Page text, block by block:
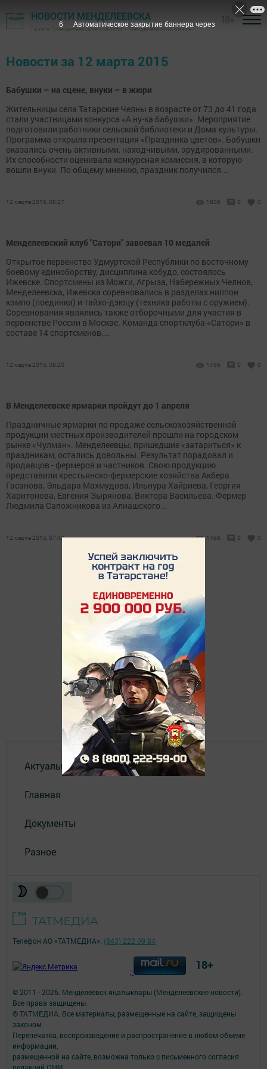
НОВОСТИ МЕНДЕЛЕЕВСКА
Газета "Менделеевские новости" - Менделеевский район
Новости за 12 марта 2015
Бабушки – на сцене, внуки – в жюри
Жительницы села Татарские Челны в возрасте от 73 до 41 года
стали участницами конкурса «А ну-ка бабушки». Мероприятие
подготовили работники сельской библиотеки и Дома культуры.
Программа открыла презентация «Праздника цветов». Бабушки
оказались очень активными, находчивыми, эрудированными.
Их способности оценивала конкурсная комиссия, в которую
вошли внуки. По общему мнению, праздник получился...
12 марта 2015, 08:27 1806 0 0
Менделеевский клуб "Сатори" завоевал 10 медалей
Открытое первенство Удмуртской Республики по восточному
боевому единоборству, дисциплина кобудо, состоялось
Ижевске. Спортсмены из Можги, Агрыза, Набережных Челнов,
Менделеевска, Ижевска соревновались в разделах ниппон
кэмпо (поединки) и тайхо-дзюцу (техника работы с оружием).
Соревнования являлись также отборочными для участия в
первенстве России в Москве. Команда спортклуба «Сатори» в
составе 14 спортсменов,...
12 марта 2015, 08:20 1456 0 0
В Менделеевске ярмарки пройдут до 1 апреля
Праздничные ярмарки по продаже сельскохозяйственной
продукции местных производителей прошли на городском
рынке «Чулман». Менделеевцы, пришедшие «затариться» к
праздникам, остались довольны. Результат порадовал и
продавцов - фермеров и частников. Свою продукцию
представили крестьянско-фермерские хозяйства Акбера
Гасанова, Эльдара Махмудова, Ильнура Хайриева, Георгия
Харитонова, Евгения Зырянова, Виктора Васильева. Фермер
Людмила Сапожникова из Алнашского...
12 марта 2015, 07:42 1468 0 0
Актуальное видео
Главная
Документы
Разное
© 2011 - 2026. Менделеевск яӊалыклары (Менделеевские новости).
Все права защищены.
© ТАТМЕДИА. Все материалы, размещенные на сайте, защищены
законом.
Перепечатка, воспроизведение и распространение в любом объеме
информации,
размещенной на сайте, возможна только с письменного согласия
Телефон АО «ТАТМЕДИА»: (843) 222 09 84
; 18+
6 Автоматическое закрытие баннера через